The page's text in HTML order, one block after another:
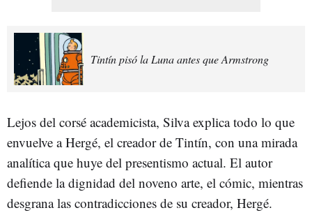
Tintín pisó la Luna antes que Armstrong
Lejos del corsé academicista, Silva explica todo lo que
envuelve a Hergé, el creador de Tintín, con una mirada
analítica que huye del presentismo actual. El autor
defiende la dignidad del noveno arte, el cómic, mientras
desgrana las contradicciones de su creador, Hergé.